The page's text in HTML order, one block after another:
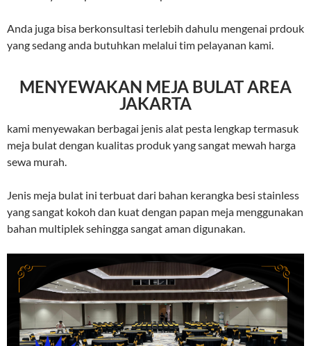
Anda juga bisa berkonsultasi terlebih dahulu mengenai prdouk
yang sedang anda butuhkan melalui tim pelayanan kami.
MENYEWAKAN MEJA BULAT AREA
JAKARTA
kami menyewakan berbagai jenis alat pesta lengkap termasuk
meja bulat dengan kualitas produk yang sangat mewah harga
sewa murah.
Jenis meja bulat ini terbuat dari bahan kerangka besi stainless
yang sangat kokoh dan kuat dengan papan meja menggunakan
bahan multiplek sehingga sangat aman digunakan.